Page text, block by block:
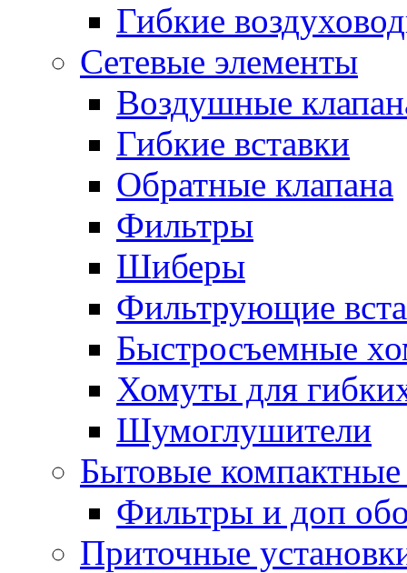
Гибкие
Сетевые элементы
Воздушные
Гибкие вставки
Обратные клапана
Фильтры
Шиберы
Фильтрующие
Быстросъемные
Хомуты для
Шумоглушители
Бытовые
Фильтры и доп
Приточные